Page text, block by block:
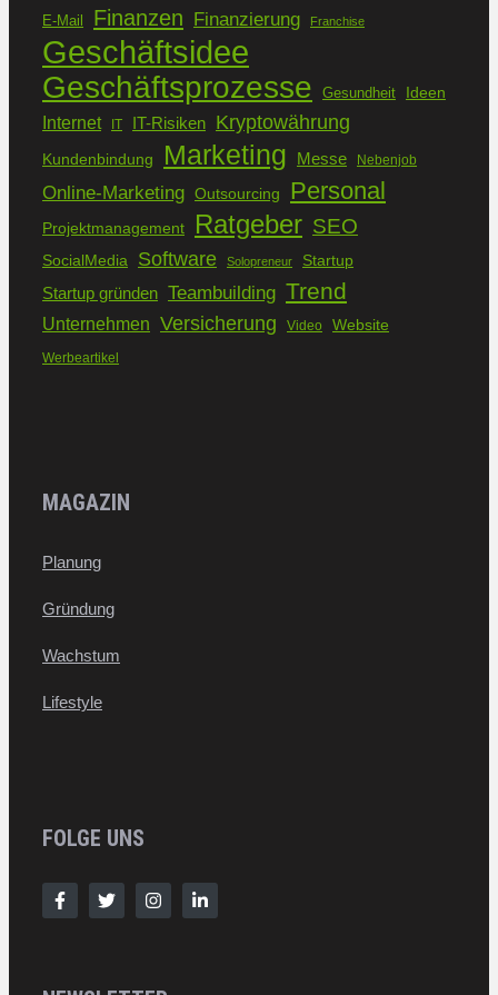
E-Mail Finanzen Finanzierung Franchise
Geschäftsidee
Geschäftsprozesse Gesundheit Ideen
Internet IT IT-Risiken Kryptowährung
Kundenbindung Marketing Messe Nebenjob
Online-Marketing Outsourcing Personal
Projektmanagement Ratgeber SEO
SocialMedia Software Solopreneur Startup
Startup gründen Teambuilding Trend
Unternehmen Versicherung Video Website
Werbeartikel
MAGAZIN
Planung
Gründung
Wachstum
Lifestyle
FOLGE UNS